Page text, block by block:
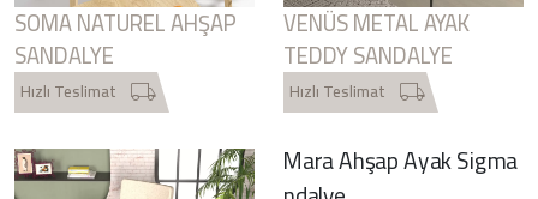
SOMA NATUREL AHŞAP
SANDALYE
Hızlı Teslimat
VENÜS METAL AYAK
TEDDY SANDALYE
Hızlı Teslimat